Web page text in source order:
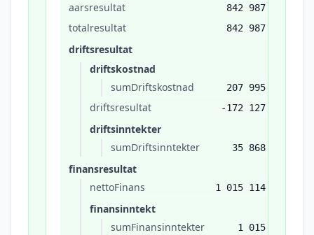
aarsresultat 842 987
totalresultat 842 987
driftsresultat
driftskostnad
sumDriftskostnad
207 995
driftsresultat -172 127
driftsinntekter
sumDriftsinntekter
35 868
finansresultat
nettoFinans
1 015 114
finansinntekt
sumFinansinntekter
1 015